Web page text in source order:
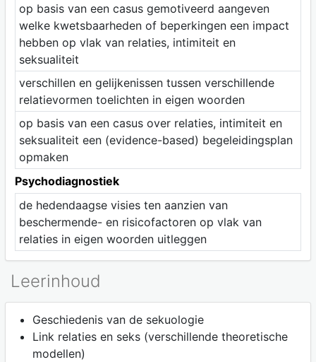
op basis van een casus gemotiveerd aangeven
welke kwetsbaarheden of beperkingen een impact
hebben op vlak van relaties, intimiteit en
seksualiteit
verschillen en gelijkenissen tussen verschillende
relatievormen toelichten in eigen woorden
op basis van een casus over relaties, intimiteit en
seksualiteit een (evidence-based) begeleidingsplan
opmaken
Psychodiagnostiek
de hedendaagse visies ten aanzien van
beschermende- en risicofactoren op vlak van
relaties in eigen woorden uitleggen
Leerinhoud
Geschiedenis van de sekuologie
Link relaties en seks (verschillende theoretische
modellen)